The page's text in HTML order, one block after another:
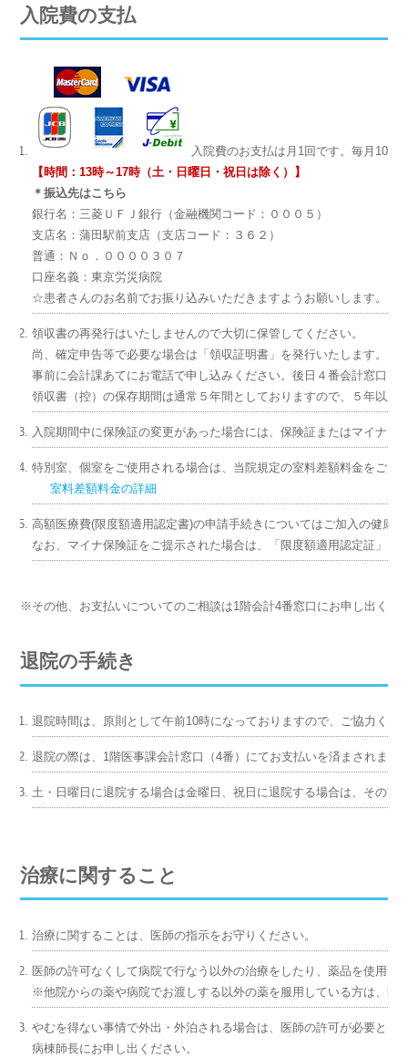
入院費の支払
入院費のお支払は月1回です。毎月10
【時間：13時～17時（土・日曜日・祝日は除く）】
＊振込先はこちら
銀行名：三菱ＵＦＪ銀行（金融機関コード：０００５）
支店名：蒲田駅前支店（支店コード：３６２）
普通：Ｎｏ．００００３０７
口座名義：東京労災病院
☆患者さんのお名前でお振り込みいただきますようお願いします。
領収書の再発行はいたしませんので大切に保管してください。
尚、確定申告等で必要な場合は「領収証明書」を発行いたします。（
事前に会計課あてにお電話で申し込みください。後日４番会計窓口で
領収書（控）の保存期間は通常５年間としておりますので、５年以
入院期間中に保険証の変更があった場合には、保険証またはマイナ
特別室、個室をご使用される場合は、当院規定の室料差額料金をご負
室料差額料金の詳細
高額医療費(限度額適用認定書)の申請手続きについてはご加入の健康
なお、マイナ保険証をご提示された場合は、「限度額適用認定証」
※その他、お支払いについてのご相談は1階会計4番窓口にお申し出くだ
退院の手続き
退院時間は、原則として午前10時になっておりますので、ご協力くだ
退院の際は、1階医事課会計窓口（4番）にてお支払いを済まされま
土・日曜日に退院する場合は金曜日、祝日に退院する場合は、その前
治療に関すること
治療に関することは、医師の指示をお守りください。
医師の許可なくして病院で行なう以外の治療をしたり、薬品を使用し
※他院からの薬や病院でお渡しする以外の薬を服用している方は、医
やむを得ない事情で外出・外泊される場合は、医師の許可が必要とな
病棟師長にお申し出ください。